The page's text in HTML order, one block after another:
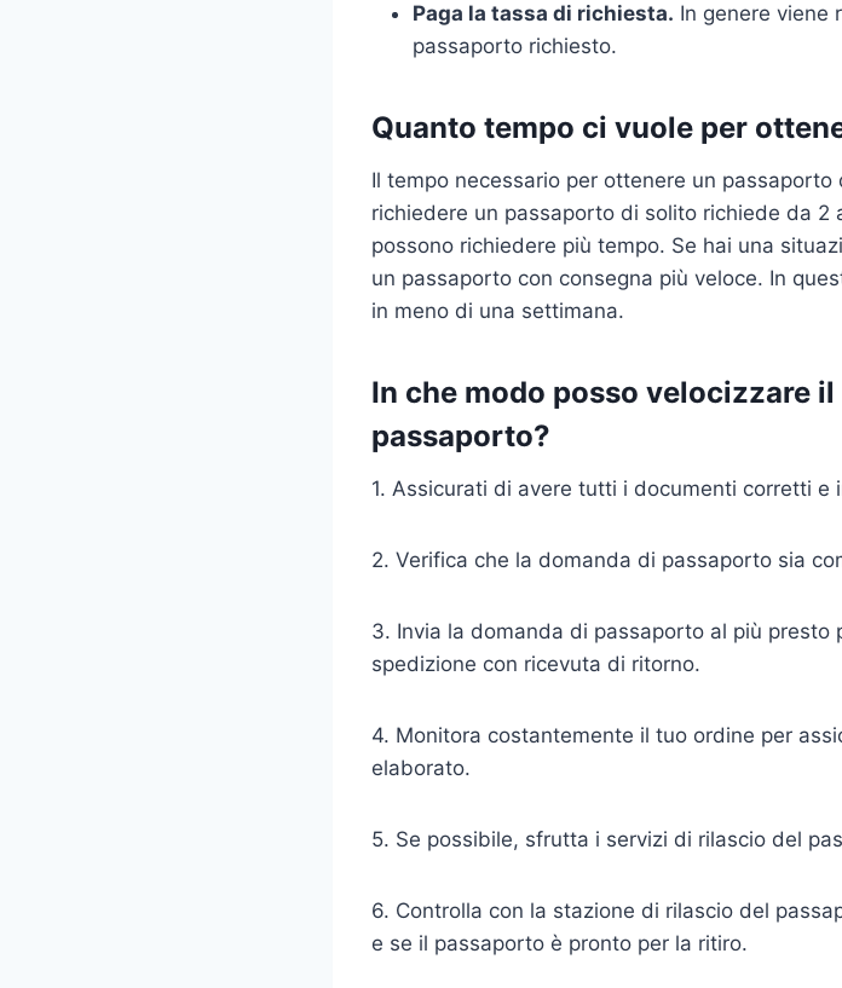
Paga la tassa di richiesta. In genere viene
passaporto richiesto.
Quanto tempo ci vuole per
Il tempo necessario per ottenere un
richiedere un passaporto di solito richiede da 2
possono richiedere più tempo. Se hai una
un passaporto con consegna più veloce. In
in meno di una settimana.
In che modo posso velocizzare
passaporto?
1. Assicurati di avere tutti i documenti corretti e
2. Verifica che la domanda di passaporto sia
3. Invia la domanda di passaporto al più
spedizione con ricevuta di ritorno.
4. Monitora costantemente il tuo ordine per
elaborato.
5. Se possibile, sfrutta i servizi di rilascio del
6. Controlla con la stazione di rilascio del
e se il passaporto è pronto per la ritiro.